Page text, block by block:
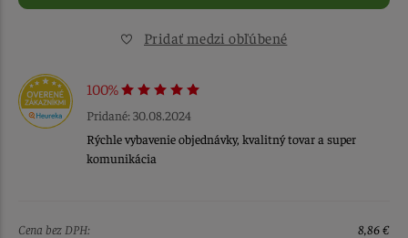
Pridať medzi obľúbené
100%
Pridané: 30.08.2024
Rýchle vybavenie objednávky, kvalitný tovar a super
komunikácia
Cena bez DPH:
8,86 €